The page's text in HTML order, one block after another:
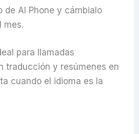
de AI Phone y cámbialo
mes.
para llamadas
traducción y resúmenes en
cuando el idioma es la